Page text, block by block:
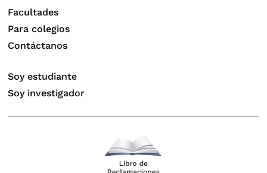
Facultades
Para colegios
Contáctanos
Soy estudiante
Soy investigador